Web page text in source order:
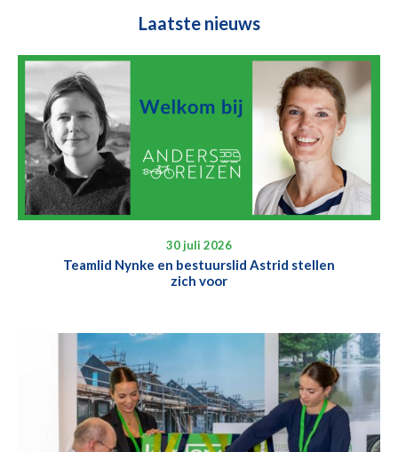
Laatste nieuws
30 juli 2026
Teamlid Nynke en bestuurslid Astrid stellen
zich voor